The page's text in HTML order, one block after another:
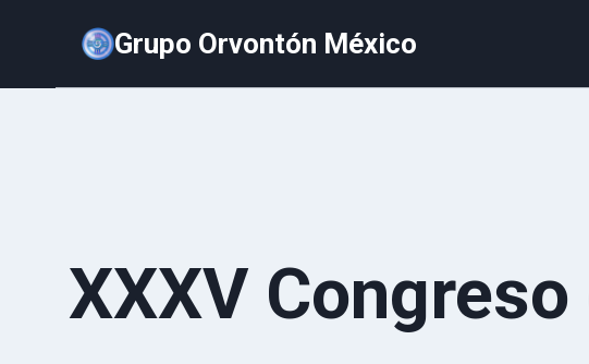
contenido
Grupo Orvontón México
XXXV